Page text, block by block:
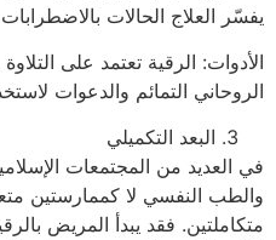
يفسّر العلاج الحالات
الأدوات: الرقية تعتمد على
الروحاني التمائم والدعوات
البعد التكميلي
في العديد من المجتمعات
والطب النفسي لا كممارستين
متكاملتين. فقد يبدأ المريض